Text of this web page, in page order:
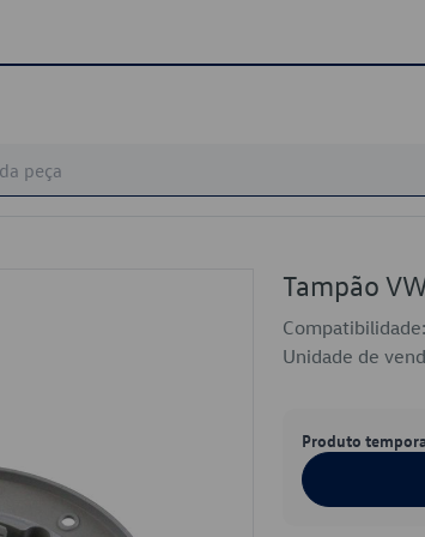
Tampão
Compatibilidade:
Unidade de
Produto